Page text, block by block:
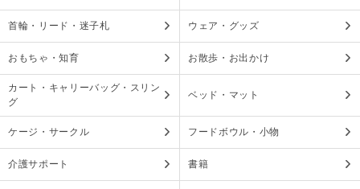
首輪・リード・迷子札 ウェア・グッズ
おもちゃ・知育 お散歩・お出かけ
カート・キャリーバッグ・スリン
グ
ベッド・マット
ケージ・サークル フードボウル・小物
介護サポート 書籍